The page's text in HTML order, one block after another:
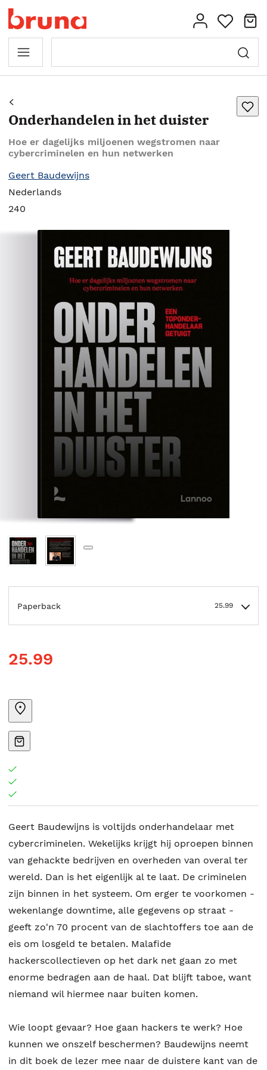
Onderhandelen in het duister
Hoe er dagelijks miljoenen wegstromen naar
cybercriminelen en hun netwerken
Geert Baudewijns
Nederlands
240
Paperback 25.99
25.99
Geert Baudewijns is voltijds onderhandelaar met
cybercriminelen. Wekelijks krijgt hij oproepen binnen
van gehackte bedrijven en overheden van overal ter
wereld. Dan is het eigenlijk al te laat. De criminelen
zijn binnen in het systeem. Om erger te voorkomen -
wekenlange downtime, alle gegevens op straat -
geeft zo'n 70 procent van de slachtoffers toe aan de
eis om losgeld te betalen. Malafide
hackerscollectieven op het dark net gaan zo met
enorme bedragen aan de haal. Dat blijft taboe, want
niemand wil hiermee naar buiten komen.
Wie loopt gevaar? Hoe gaan hackers te werk? Hoe
kunnen we onszelf beschermen? Baudewijns neemt
in dit boek de lezer mee naar de duistere kant van de